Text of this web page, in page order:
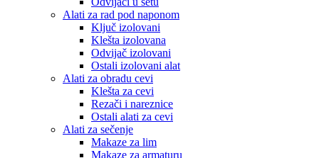
Alati za rad pod naponom
Ključ izolovani
Klešta izolovana
Odvijač izolovani
Ostali izolovani alat
Alati za obradu cevi
Klešta za cevi
Rezači i nareznice
Ostali alati za cevi
Alati za sečenje
Makaze za lim
Makaze za armaturu